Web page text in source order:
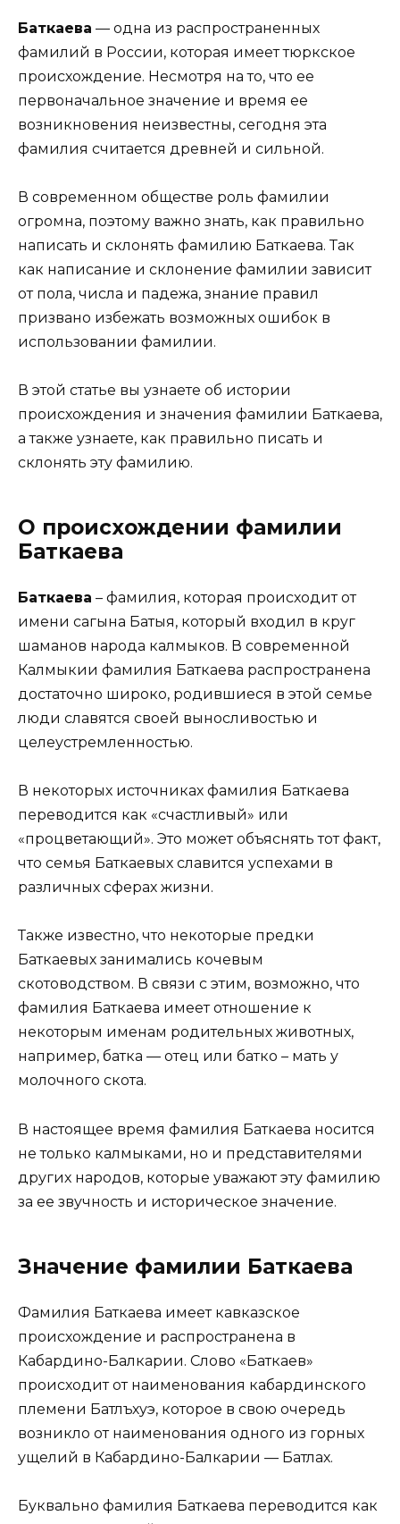
Баткаева — одна из распространенных
фамилий в России, которая имеет тюркское
происхождение. Несмотря на то, что ее
первоначальное значение и время ее
возникновения неизвестны, сегодня эта
фамилия считается древней и сильной.
В современном обществе роль фамилии
огромна, поэтому важно знать, как правильно
написать и склонять фамилию Баткаева. Так
как написание и склонение фамилии зависит
от пола, числа и падежа, знание правил
призвано избежать возможных ошибок в
использовании фамилии.
В этой статье вы узнаете об истории
происхождения и значения фамилии Баткаева,
а также узнаете, как правильно писать и
склонять эту фамилию.
О происхождении фамилии
Баткаева
Баткаева – фамилия, которая происходит от
имени сагына Батыя, который входил в круг
шаманов народа калмыков. В современной
Калмыкии фамилия Баткаева распространена
достаточно широко, родившиеся в этой семье
люди славятся своей выносливостью и
целеустремленностью.
В некоторых источниках фамилия Баткаева
переводится как «счастливый» или
«процветающий». Это может объяснять тот факт,
что семья Баткаевых славится успехами в
различных сферах жизни.
Также известно, что некоторые предки
Баткаевых занимались кочевым
скотоводством. В связи с этим, возможно, что
фамилия Баткаева имеет отношение к
некоторым именам родительных животных,
например, батка — отец или батко – мать у
молочного скота.
В настоящее время фамилия Баткаева носится
не только калмыками, но и представителями
других народов, которые уважают эту фамилию
за ее звучность и историческое значение.
Значение фамилии Баткаева
Фамилия Баткаева имеет кавказское
происхождение и распространена в
Кабардино-Балкарии. Слово «Баткаев»
происходит от наименования кабардинского
племени Батлъхуэ, которое в свою очередь
возникло от наименования одного из горных
ущелий в Кабардино-Балкарии — Батлах.
Буквально фамилия Баткаева переводится как